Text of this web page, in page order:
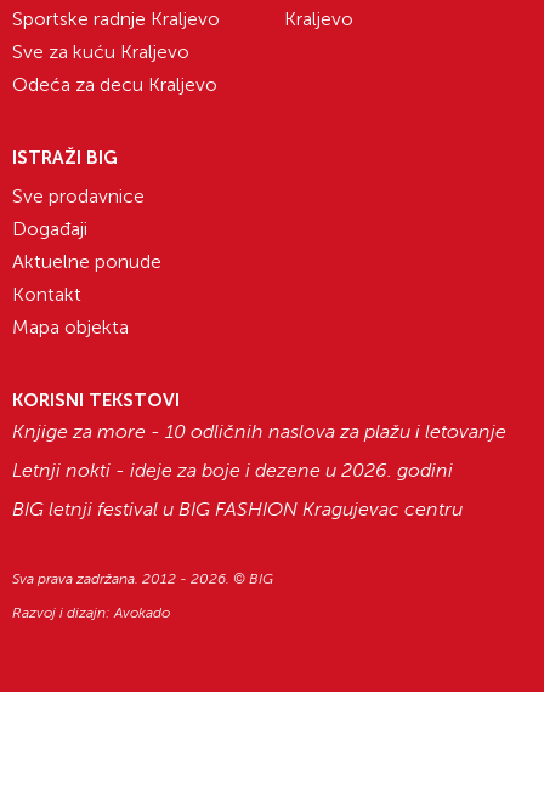
Sportske radnje Kraljevo
Sve za kuću Kraljevo
Odeća za decu Kraljevo
Kraljevo
ISTRAŽI BIG
Sve prodavnice
Događaji
Aktuelne ponude
Kontakt
Mapa objekta
KORISNI TEKSTOVI
Knjige za more - 10 odličnih naslova za plažu i letovanje
Letnji nokti - ideje za boje i dezene u 2026. godini
BIG letnji festival u BIG FASHION Kragujevac centru
Sva prava zadržana. 2012 - 2026. © BIG
Razvoj i dizajn:Avokado